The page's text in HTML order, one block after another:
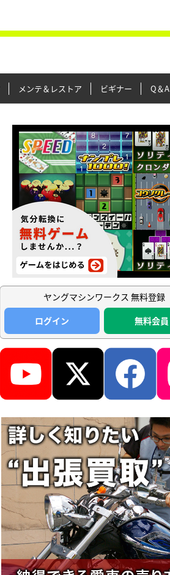
メンテ＆レストア ビギナー Q＆A
ヤングマシンワークス 無料登録
ログイン
無料会員